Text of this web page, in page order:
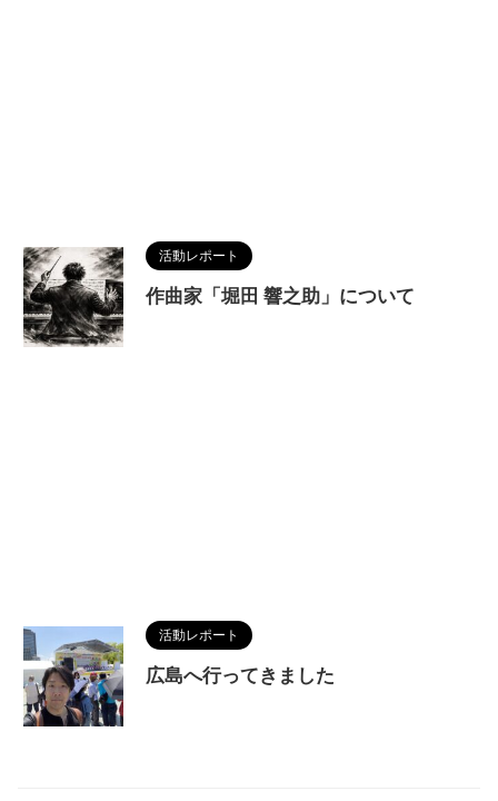
活動レポート
作曲家「堀田 響之助」について
活動レポート
広島へ行ってきました